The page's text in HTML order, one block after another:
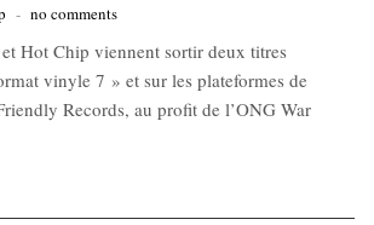
- no comments
Hot Chip viennent sortir deux titres
vinyle 7 » et sur les plateformes de
Records, au profit de l’ONG War